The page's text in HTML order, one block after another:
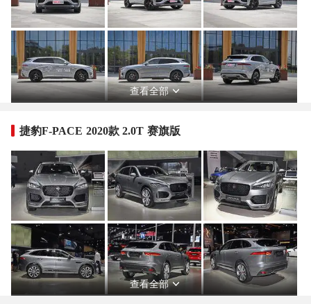
查看全部
捷豹F-PACE 2020款 2.0T 赛旗版
查看全部